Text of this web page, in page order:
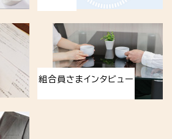
組合員さまインタビュー